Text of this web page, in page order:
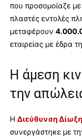
που προσομοίαζε με
πλαστές εντολές
μεταφέρουν
εταιρείας με έδρα τη
Η άμεση
την
Η Διεύθυνση
συνεργάστηκε με